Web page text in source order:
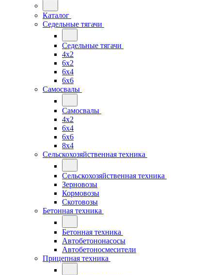
Каталог
Седельные тягачи
Седельные тягачи
4x2
6x2
6x4
6x6
Самосвалы
Самосвалы
4x2
6x4
6x6
8x4
Сельскохозяйственная техника
Сельскохозяйственная техника
Зерновозы
Кормовозы
Скотовозы
Бетонная техника
Бетонная техника
Автобетононасосы
Автобетоносмесители
Прицепная техника